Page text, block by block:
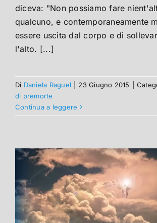
diceva: "Non possiamo fare
qualcuno, e contemporaneamente
essere uscita dal corpo e di
l'alto. [...]
Di Daniela Raguel 23 Giugno 2015
di premorte
Continua a leggere